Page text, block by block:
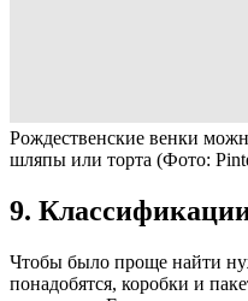
Рождественские венки
шляпы или торта (Фото:
9.
Чтобы было проще найти
понадобятся, коробки и